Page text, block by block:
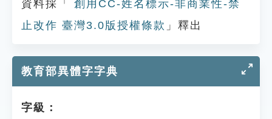
資料採「
創用CC-姓名標示-非商業性-禁
止改作 臺灣3.0版授權條款 」釋出
教育部異體字字典
字級：